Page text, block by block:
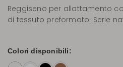
Reggiseno per allattamento
di tessuto preformato. Serie
Colori disponibili: